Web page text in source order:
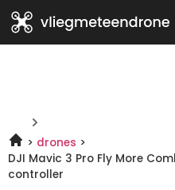
drones
DJI Mavic 3 Pro Fly More
controller